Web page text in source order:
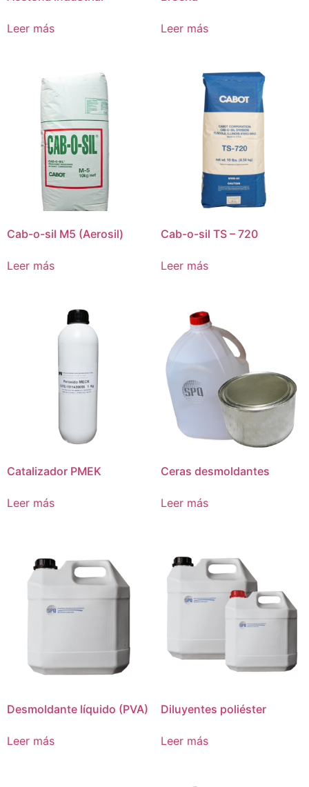
Leer más Leer más
Cab-o-sil M5 (Aerosil)
Leer más
Cab-o-sil TS – 720
Leer más
Catalizador PMEK
Leer más
Ceras desmoldantes
Leer más
Desmoldante líquido (PVA)
Leer más
Diluyentes poliéster
Leer más